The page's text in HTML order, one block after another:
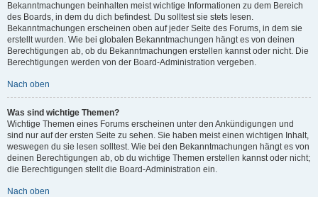
Bekanntmachungen beinhalten meist wichtige Informationen zu dem Bereich
des Boards, in dem du dich befindest. Du solltest sie stets lesen.
Bekanntmachungen erscheinen oben auf jeder Seite des Forums, in dem sie
erstellt wurden. Wie bei globalen Bekanntmachungen hängt es von deinen
Berechtigungen ab, ob du Bekanntmachungen erstellen kannst oder nicht. Die
Berechtigungen werden von der Board-Administration vergeben.
Nach oben
Was sind wichtige Themen?
Wichtige Themen eines Forums erscheinen unter den Ankündigungen und
sind nur auf der ersten Seite zu sehen. Sie haben meist einen wichtigen Inhalt,
weswegen du sie lesen solltest. Wie bei den Bekanntmachungen hängt es von
deinen Berechtigungen ab, ob du wichtige Themen erstellen kannst oder nicht;
die Berechtigungen stellt die Board-Administration ein.
Nach oben